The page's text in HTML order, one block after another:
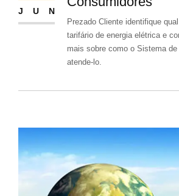
JUN
Prezado Cliente identifique
tarifário de energia elétrica e
mais sobre como o Sistema
atende-lo.